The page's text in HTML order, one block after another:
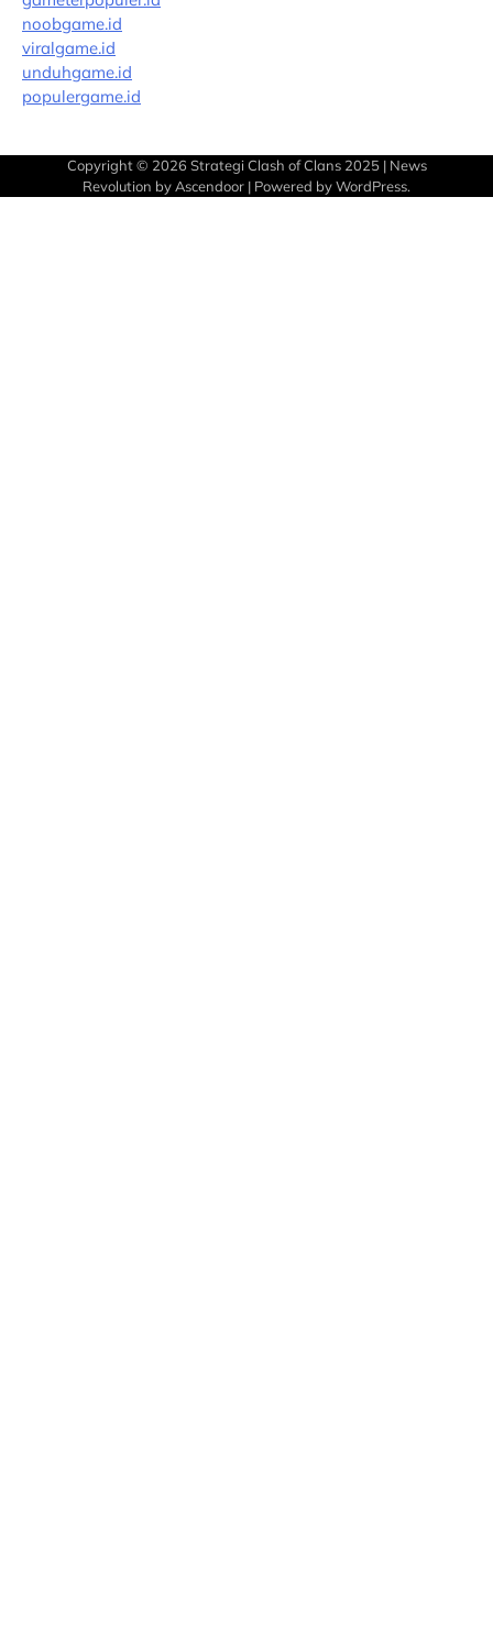
noobgame.id
viralgame.id
unduhgame.id
populergame.id
Copyright © 2026 Strategi Clash of Clans 2025| News
Revolution byAscendoor | Powered byWordPress.